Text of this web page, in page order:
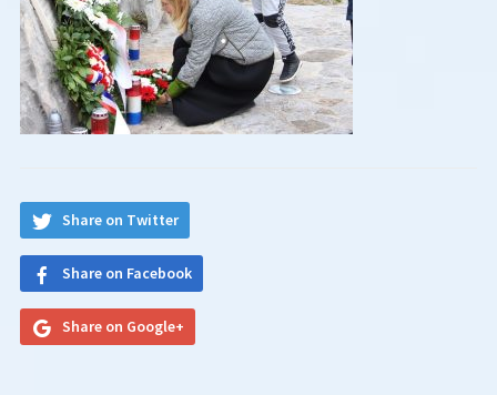
Share on Twitter
Share on Facebook
Share on Google+